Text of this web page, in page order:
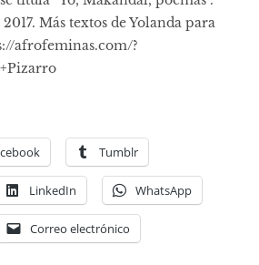
Más textos de Yolanda para
afrofeminas.com/?
Tumblr
LinkedIn WhatsApp
Correo electrónico